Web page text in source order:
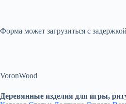
Форма может загрузиться с
VoronWood
Деревянные изделия для игры,